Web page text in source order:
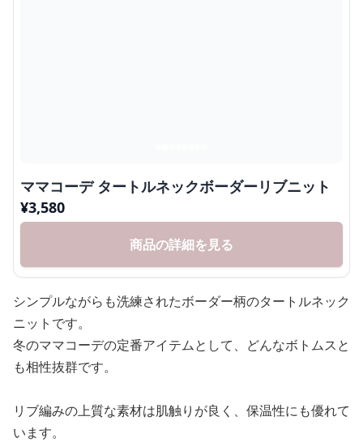
ママコーデ タートルネックボーダーリブニット
¥3,580
商品の詳細を見る
シンプルながらも洗練されたボーダー柄のタートルネック
ニットです。
冬のママコーデの定番アイテムとして、どんなボトムスと
も相性抜群です。
リブ編みの上質な素材は肌触りが良く、保温性にも優れて
います。